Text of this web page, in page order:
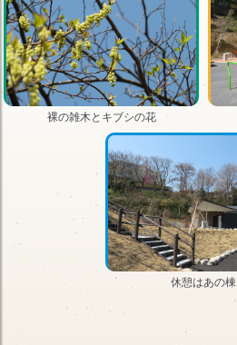
裸の雑木とキブシの花
休憩はあの棟